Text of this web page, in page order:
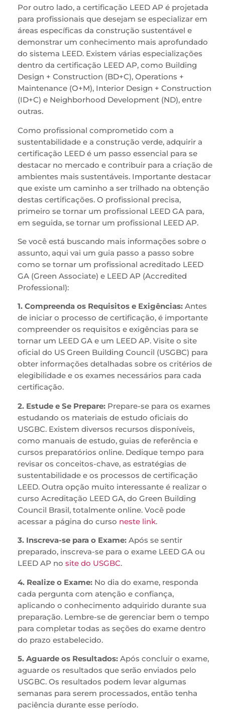
Por outro lado, a certificação LEED AP é projetada
para profissionais que desejam se especializar em
áreas específicas da construção sustentável e
demonstrar um conhecimento mais aprofundado
do sistema LEED. Existem várias especializações
dentro da certificação LEED AP, como Building
Design + Construction (BD+C), Operations +
Maintenance (O+M), Interior Design + Construction
(ID+C) e Neighborhood Development (ND), entre
outras.
Como profissional comprometido com a
sustentabilidade e a construção verde, adquirir a
certificação LEED é um passo essencial para se
destacar no mercado e contribuir para a criação de
ambientes mais sustentáveis. Importante destacar
que existe um caminho a ser trilhado na obtenção
destas certificações. O profissional precisa,
primeiro se tornar um profissional LEED GA para,
em seguida, se tornar um profissional LEED AP.
Se você está buscando mais informações sobre o
assunto, aqui vai um guia passo a passo sobre
como se tornar um profissional acreditado LEED
GA (Green Associate) e LEED AP (Accredited
Professional):
1. Compreenda os Requisitos e Exigências: Antes
de iniciar o processo de certificação, é importante
compreender os requisitos e exigências para se
tornar um LEED GA e um LEED AP. Visite o site
oficial do US Green Building Council (USGBC) para
obter informações detalhadas sobre os critérios de
elegibilidade e os exames necessários para cada
certificação.
2. Estude e Se Prepare: Prepare-se para os exames
estudando os materiais de estudo oficiais do
USGBC. Existem diversos recursos disponíveis,
como manuais de estudo, guias de referência e
cursos preparatórios online. Dedique tempo para
revisar os conceitos-chave, as estratégias de
sustentabilidade e os processos de certificação
LEED. Outra opção muito interessante é realizar o
curso Acreditação LEED GA, do Green Building
Council Brasil, totalmente online. Você pode
acessar a página do curso neste link.
3. Inscreva-se para o Exame: Após se sentir
preparado, inscreva-se para o exame LEED GA ou
LEED AP no site do USGBC.
4. Realize o Exame: No dia do exame, responda
cada pergunta com atenção e confiança,
aplicando o conhecimento adquirido durante sua
preparação. Lembre-se de gerenciar bem o tempo
para completar todas as seções do exame dentro
do prazo estabelecido.
5. Aguarde os Resultados: Após concluir o exame,
aguarde os resultados que serão enviados pelo
USGBC. Os resultados podem levar algumas
semanas para serem processados, então tenha
paciência durante esse período.